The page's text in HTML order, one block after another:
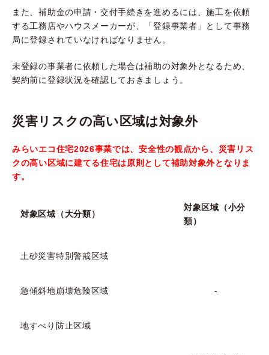
また、補助金の申請・交付手続きを進めるには、施工を依頼
する工務店やハウスメーカーが、「登録事業者」として事務
局に登録されていなければなりません。
未登録の事業者に依頼した場合は補助の対象外となるため、
契約前に登録状況を確認しておきましょう。
災害リスクの高い区域は対象外
みらいエコ住宅2026事業では、安全性の観点から、災害リス
クの高い区域に建てる住宅は原則として補助対象外となりま
す。
対象区域（大分類）
対象区域（小分
類）
土砂災害特別警戒区域
-
急傾斜地崩壊危険区域
地すべり防止区域